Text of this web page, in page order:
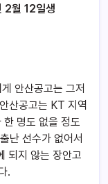
월 12일생
안산공고는 그저
산공고는 KT 지역
명도 없을 정도
난 선수가 없어서
되지 않는 장안고
.